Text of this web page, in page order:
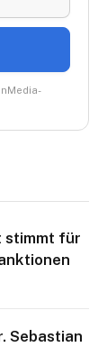
stimmt für
Sebastian